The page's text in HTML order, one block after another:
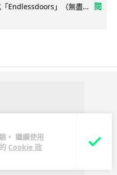
。 繼續使用
Cookie 政
Endlessdoors」（無盡...
閱